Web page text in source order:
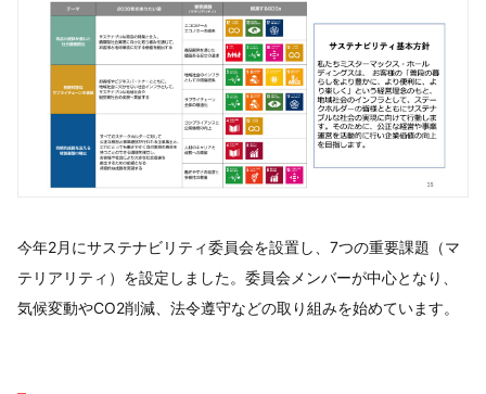
今年2月にサステナビリティ委員会を設置し、7つの重要課題（マ
テリアリティ）を設定しました。委員会メンバーが中心となり、
気候変動やCO2削減、法令遵守などの取り組みを始めています。